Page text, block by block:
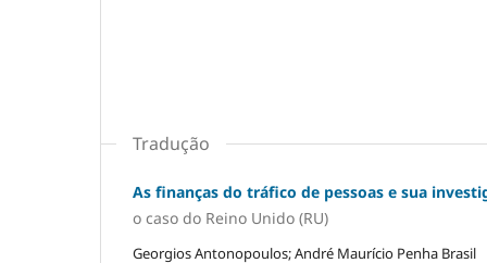
Tradução
As finanças do tráfico de pessoas e sua
o caso do Reino Unido (RU)
Georgios Antonopoulos; André Maurício Penha Brasil